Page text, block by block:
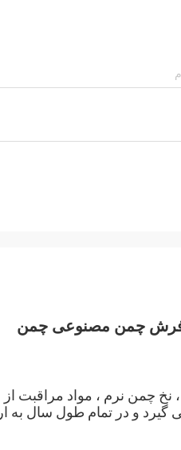
فرش چمن مصنوعی چمن
چمن نرم ، مواد مراقبت از
گیرد و در تمام طول سال به